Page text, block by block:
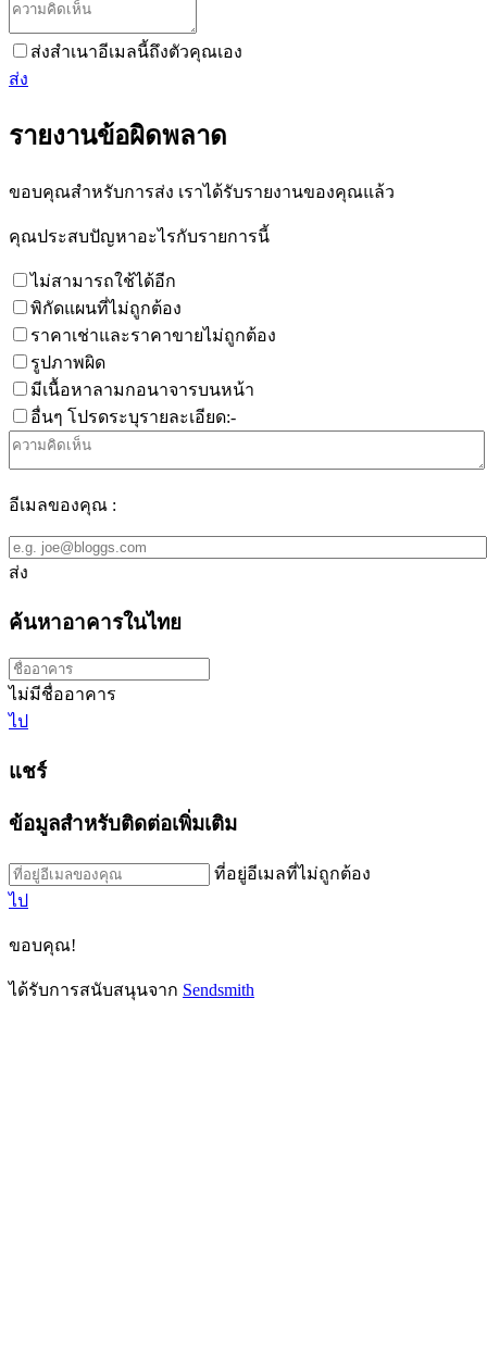
ส่งสำเนาอีเมลนี้ถึงตัวคุณเอง
ส่ง
รายงานข้อผิดพลาด
ขอบคุณสำหรับการส่ง เราได้รับรายงานของคุณแล้ว
คุณประสบปัญหาอะไรกับรายการนี้
ไม่สามารถใช้ได้อีก
พิกัดแผนที่ไม่ถูกต้อง
ราคาเช่าและราคาขายไม่ถูกต้อง
รูปภาพผิด
มีเนื้อหาลามกอนาจารบนหน้า
อื่นๆ โปรดระบุรายละเอียด:-
อีเมลของคุณ :
ส่ง
ค้นหาอาคารในไทย
ไม่มีชื่ออาคาร
ไป
แชร์
ข้อมูลสำหรับติดต่อเพิ่มเติม
ที่อยู่อีเมลที่ไม่ถูกต้อง
ไป
ขอบคุณ!
ได้รับการสนับสนุนจาก Sendsmith